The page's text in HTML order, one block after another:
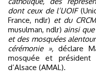
dont ceux de l’UOIF
France, ndlr) et du
musulman, ndlr) ainsi
et des mosquées
cérémonie », déclare
mosquée et président
d’Alsace (AMAL).